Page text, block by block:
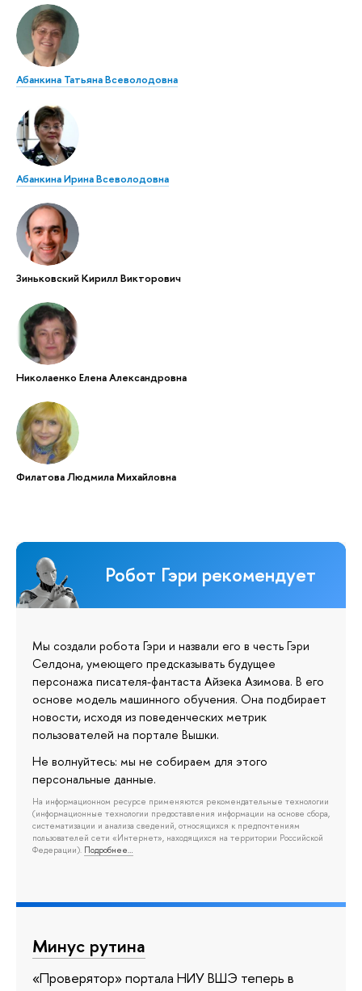
Абанкина Татьяна Всеволодовна
Абанкина Ирина Всеволодовна
Зиньковский Кирилл Викторович
Николаенко Елена Александровна
Филатова Людмила Михайловна
Робот Гэри рекомендует
Мы создали робота Гэри и назвали его в честь Гэри
Селдона, умеющего предсказывать будущее
персонажа писателя-фантаста Айзека Азимова. В его
основе модель машинного обучения. Она подбирает
новости, исходя из поведенческих метрик
пользователей на портале Вышки.
Не волнуйтесь: мы не собираем для этого
персональные данные.
На информационном ресурсе применяются рекомендательные технологии
(информационные технологии предоставления информации на основе сбора,
систематизации и анализа сведений, относящихся к предпочтениям
пользователей сети «Интернет», находящихся на территории Российской
Федерации). Подробнее…
Минус рутина
«Проверятор» портала НИУ ВШЭ теперь в